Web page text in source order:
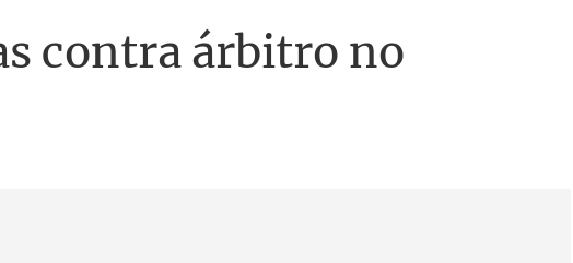
contra árbitro no